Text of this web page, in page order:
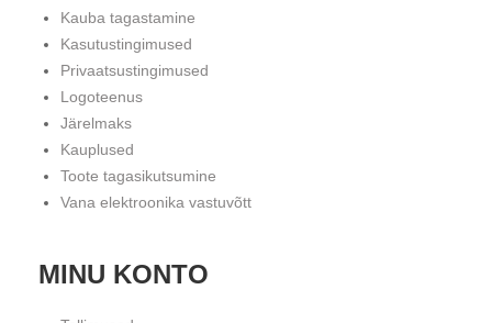
Kauba tagastamine
Kasutustingimused
Privaatsustingimused
Logoteenus
Järelmaks
Kauplused
Toote tagasikutsumine
Vana elektroonika vastuvõtt
MINU KONTO